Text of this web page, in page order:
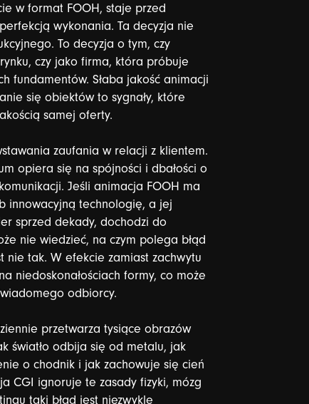
w format FOOH, staje przed
perfekcją wykonania. Ta decyzja nie
To decyzja o tym, czy
rynku, czy jako firma, która próbuje
fundamentów. Słaba jakość animacji
się obiektów to sygnały, które
samej oferty.
zaufania w relacji z klientem.
opiera się na spójności i dbałości o
komunikacji. Jeśli animacja FOOH ma
innowacyjną technologię, a jej
sprzed dekady, dochodzi do
nie wiedzieć, na czym polega błąd
nie tak. W efekcie zamiast zachwytu
na niedoskonałościach formy, co może
odbiorcy.
przetwarza tysiące obrazów
światło odbija się od metalu, jak
o chodnik i jak zachowuje się cień
CGI ignoruje te zasady fizyki, mózg
taki błąd jest niezwykle